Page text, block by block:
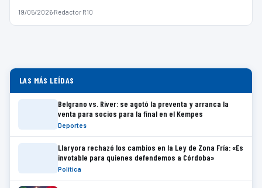
19/05/2026·Redactor R10
LAS MÁS LEÍDAS
Belgrano vs. River: se agotó la preventa y arranca la
venta para socios para la final en el Kempes
Deportes
Llaryora rechazó los cambios en la Ley de Zona Fría: «Es
invotable para quienes defendemos a Córdoba»
Política